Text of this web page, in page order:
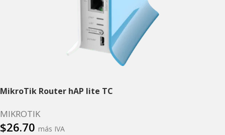
MikroTik Router hAP lite TC
MIKROTIK
$26.70 más IVA